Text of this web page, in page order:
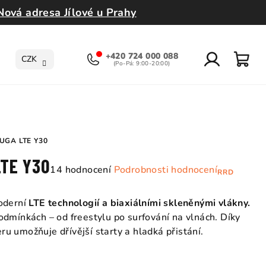
adresa Jílové u Prahy
CZK +420 724 000 088
LTE Y30
RRD
Y30Průměrné
produktu
5,0
z
14 hodnocení Podrobnosti hodnocení
LTE technologií a biaxiálními skleněnými vlákny.
– od freestylu po surfování na vlnách. Díky
umožňuje dřívější starty a hladká přistání.